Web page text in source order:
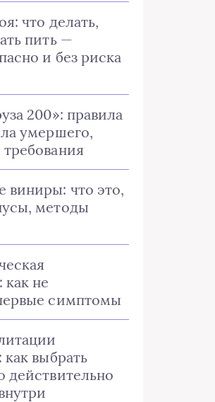
что делать,
пить —
и без риска
200»: правила
умершего,
виниры: что это,
методы
как не
симптомы
выбрать
действительно